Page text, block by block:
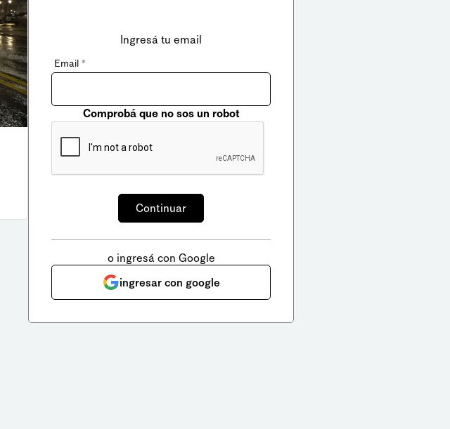
Ingresá tu email
Email *
Comprobá que no sos un robot
o ingresá con Google
ingresar con google